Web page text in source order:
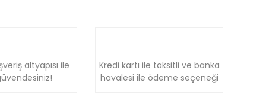
altyapısı ile
Kredi kartı ile taksitli ve banka
havalesi ile ödeme seçeneği